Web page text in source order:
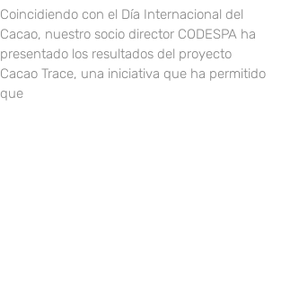
Coincidiendo con el Día Internacional del
Cacao, nuestro socio director CODESPA ha
presentado los resultados del proyecto
Cacao Trace, una iniciativa que ha permitido
que